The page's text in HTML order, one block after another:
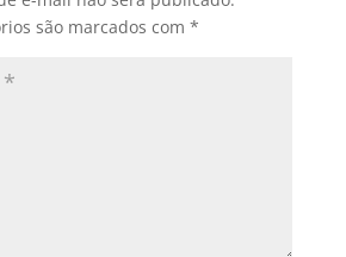
são marcados com *